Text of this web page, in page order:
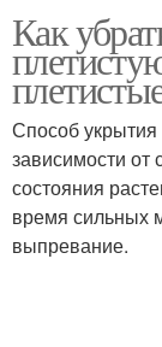
Розы к
Как
Способ
зависимости от
состояния
время сильных
выпревание.